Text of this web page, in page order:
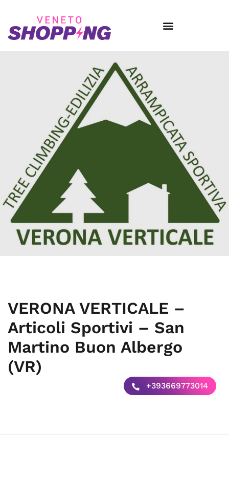
VERONA VERTICALE –
Articoli Sportivi – San
Martino Buon Albergo
(VR)
+393669773014